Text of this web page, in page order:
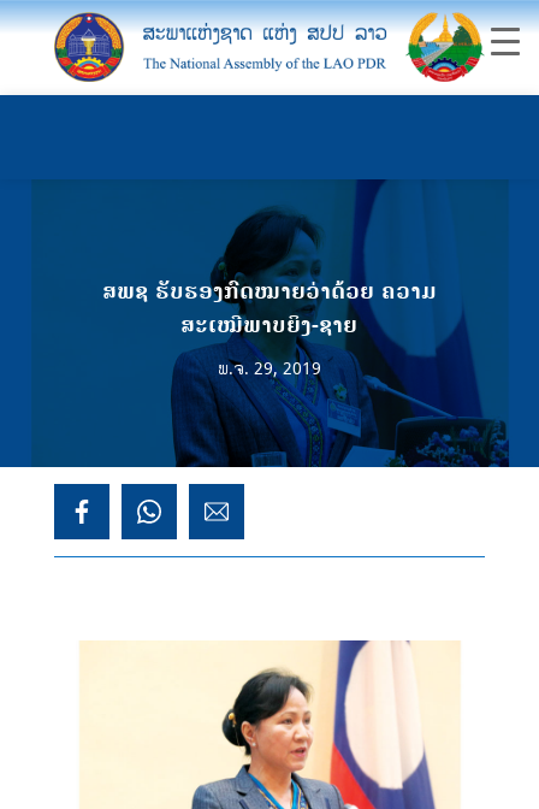
ສພຊ ຮັບຮອງກົດໝາຍວ່າດ້ວຍ ຄວາມ
ສະເໝີພາບຍິງ-ຊາຍ
ພ.ຈ. 29, 2019